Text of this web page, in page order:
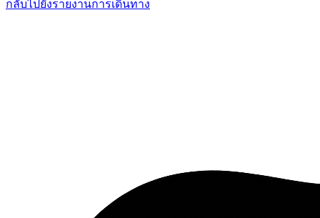
กลับไปยังรายงานการเดินทาง